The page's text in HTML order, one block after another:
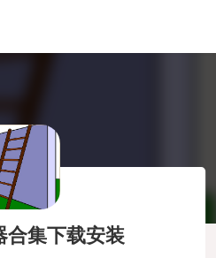
合集下载安装